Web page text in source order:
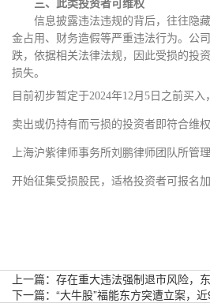
三、此类投资者可维权
信息披露违法违规的背后，往往隐
金占用、财务造假等严重违法行为。公
跌，依据相关法律法规，因此受损的投
损失。
目前初步暂定于2024年12月5日之前买入
卖出或仍持有而亏损的投资者即符合维
上海沪紫律师事务所刘鹏律师团队所管
开始征集受损股民，适格投资者可报名加
上一篇： 存在重大违法强制退市风险，
下一篇： “大牛股”福能东方突遭立案，